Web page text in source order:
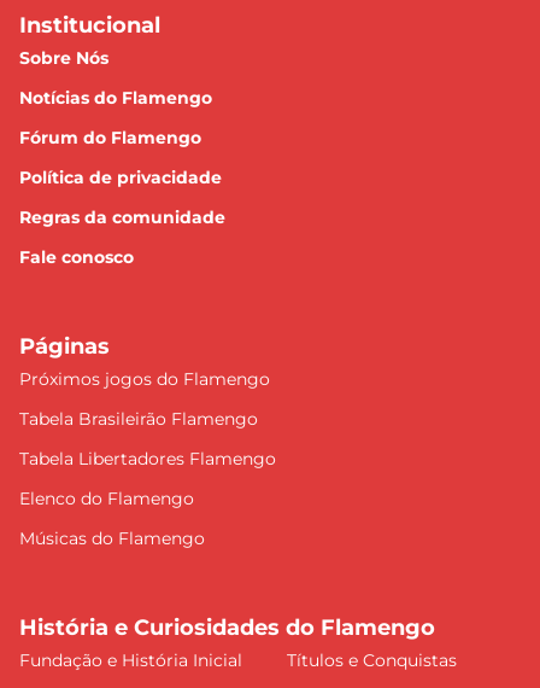
Institucional
Sobre Nós
Notícias do Flamengo
Fórum do Flamengo
Política de privacidade
Regras da comunidade
Fale conosco
Páginas
Próximos jogos do Flamengo
Tabela Brasileirão Flamengo
Tabela Libertadores Flamengo
Elenco do Flamengo
Músicas do Flamengo
História e Curiosidades do Flamengo
Fundação e História Inicial
Títulos e Conquistas